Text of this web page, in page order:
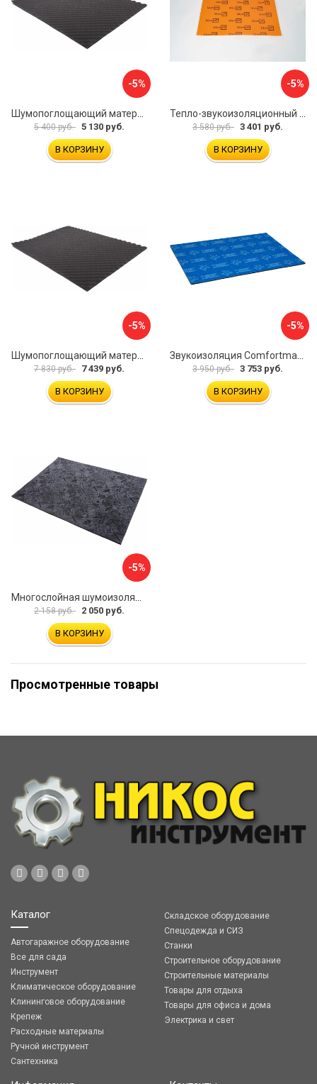
-5%
Шумопоглощающий материал Dreamcar Wave 15 WD-15M-S075100P1046
5 400 руб. 5 130 руб.
В КОРЗИНУ
-5%
Тепло-звукоизоляционный материал Шумофф П4В БП000000433
3 580 руб. 3 401 руб.
В КОРЗИНУ
-5%
7 830 руб. 7 439 руб.
В КОРЗИНУ
-5%
3 950 руб. 3 753 руб.
В КОРЗИНУ
-5%
2 158 руб. 2 050 руб.
В КОРЗИНУ
Просмотренные товары
Каталог
Автогаражное оборудование
Все для сада
Инструмент
Климатическое оборудование
Клининговое оборудование
Крепеж
Расходные материалы
Ручной инструмент
Сантехника
Складское оборудование
Спецодежда и СИЗ
Станки
Строительное оборудование
Строительные материалы
Товары для отдыха
Товары для офиса и дома
Электрика и свет